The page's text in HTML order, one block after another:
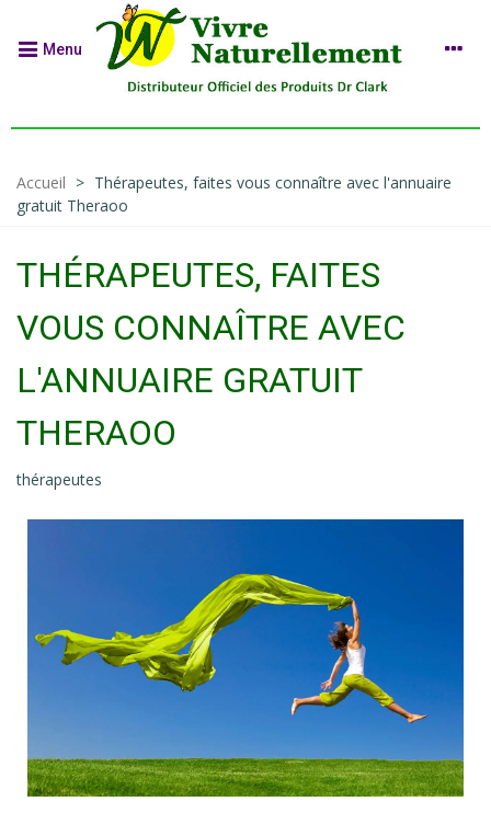
Menu
Accueil > Thérapeutes, faites vous connaître avec l'annuaire
gratuit Theraoo
THÉRAPEUTES, FAITES
VOUS CONNAÎTRE AVEC
L'ANNUAIRE GRATUIT
THERAOO
thérapeutes